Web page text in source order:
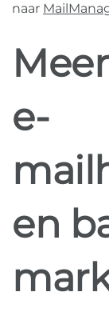
naar
e-
en